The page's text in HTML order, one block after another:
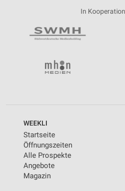
In
WEEKLI
Startseite
Öffnungszeiten
Alle Prospekte
Angebote
Magazin